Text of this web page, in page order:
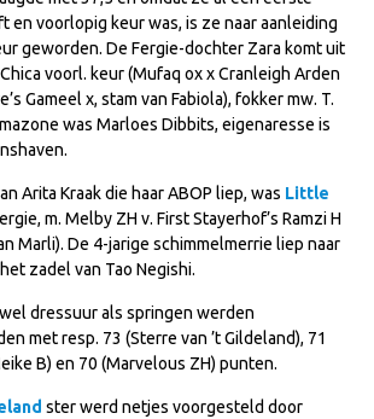
je paard of pony toevoegen
informatie
en registratie
veulen registratie
registratie
en voorlopig keur was, is ze naar aanleiding
geworden. De Fergie-dochter Zara komt uit
voorl. keur (Mufaq ox x Cranleigh Arden
Gameel x, stam van Fabiola), fokker mw. T.
was Marloes Dibbits, eigenaresse is
Arita Kraak die haar ABOP liep, was Little
m. Melby ZH v. First Stayerhof’s Ramzi H
Marli). De 4-jarige schimmelmerrie liep naar
zadel van Tao Negishi.
dressuur als springen werden
met resp. 73 (Sterre van ’t Gildeland), 71
B) en 70 (Marvelous ZH) punten.
ster werd netjes voorgesteld door